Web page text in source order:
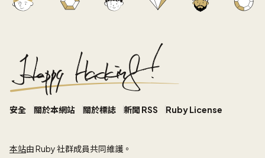
安全 關於本網站 關於標誌 新聞 RSS Ruby License
本站由 Ruby 社群成員共同維護。